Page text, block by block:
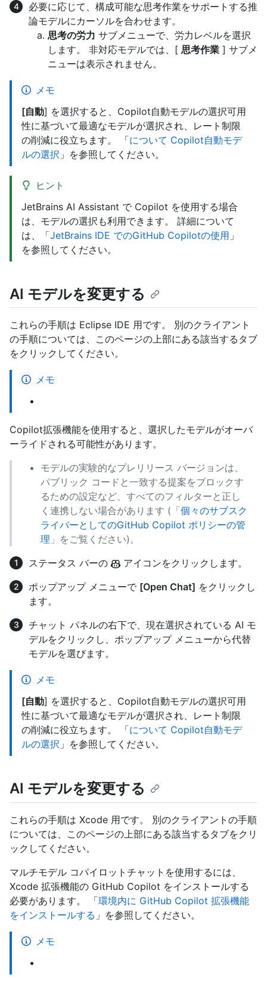
必要に応じて、構成可能な思考作業をサポートする推
論モデルにカーソルを合わせます。
思考の労力 サブメニューで、労力レベルを選択
します。 非対応モデルでは、[ 思考作業 ] サブメ
ニューは表示されません。
メモ
[自動] を選択すると、Copilot自動モデルの選択可用
性に基づいて最適なモデルが選択され、レート制限
の削減に役立ちます。 「について Copilot自動モデ
ルの選択 」を参照してください。
ヒント
JetBrains AI Assistant で Copilot を使用する場合
は、モデルの選択も利用できます。 詳細について
は、「JetBrains IDE でのGitHub Copilotの使用 」
を参照してください。
AI モデルを変更する
これらの手順は Eclipse IDE 用です。 別のクライアント
の手順については、このページの上部にある該当するタブ
をクリックしてください。
メモ
Copilot拡張機能を使用すると、選択したモデルがオーバ
ーライドされる可能性があります。
モデルの実験的なプレリリース バージョンは、
パブリック コードと一致する提案をブロックす
るための設定など、すべてのフィルターと正し
く連携しない場合があります (「個々のサブスク
ライバーとしてのGitHub Copilot ポリシーの管
理 」をご覧ください)。
ステータス バーの
アイコンをクリックします。
ポップアップ メニューで [Open Chat] をクリックし
ます。
チャット パネルの右下で、現在選択されている AI モ
デルをクリックし、ポップアップ メニューから代替
モデルを選びます。
メモ
[自動] を選択すると、Copilot自動モデルの選択可用
性に基づいて最適なモデルが選択され、レート制限
の削減に役立ちます。 「について Copilot自動モデ
ルの選択 」を参照してください。
AI モデルを変更する
これらの手順は Xcode 用です。 別のクライアントの手順
については、このページの上部にある該当するタブをクリ
ックしてください。
マルチモデル コパイロットチャットを使用するには、
Xcode 拡張機能の GitHub Copilot をインストールする
必要があります。 「環境内に GitHub Copilot 拡張機能
をインストールする 」を参照してください。
メモ